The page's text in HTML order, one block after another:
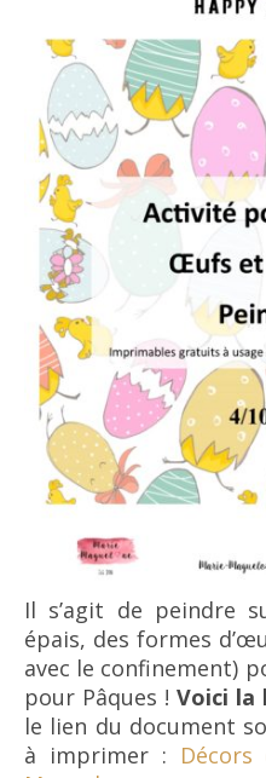
Il s’agit de peindre
épais, des formes
avec le confinement)
pour Pâques ! Voici la
le lien du document
à imprimer :